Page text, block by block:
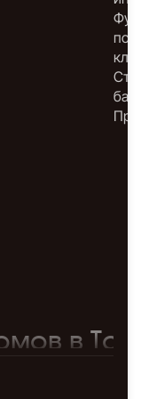
под
в